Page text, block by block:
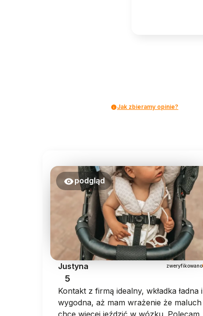
Jak zbieramy opinie?
podgląd
Justyna zweryfikowano
5
Kontakt z firmą idealny, wkładka ładna i
wygodna, aż mam wrażenie że maluch
chce więcej jeździć w wózku. Polecam